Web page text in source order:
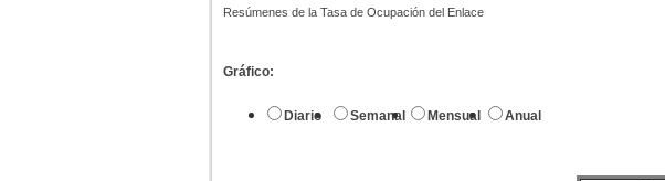
Resúmenes de la Tasa de Ocupación del Enlace
Gráfico:
Diario Semanal Mensual Anual